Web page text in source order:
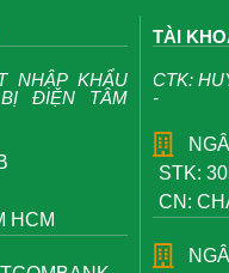
NHẬP KHẨU
ĐIỆN TÂM
HCM
TÀI
CTK:
-
STK:
CN: